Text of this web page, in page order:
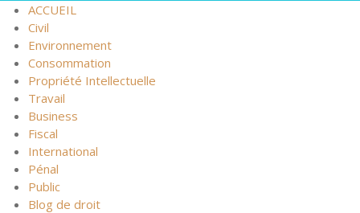
ACCUEIL
Civil
Environnement
Consommation
Propriété Intellectuelle
Travail
Business
Fiscal
International
Pénal
Public
Blog de droit